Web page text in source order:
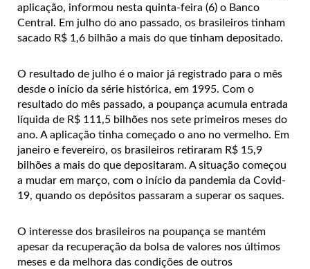
aplicação, informou nesta quinta-feira (6) o Banco
Central. Em julho do ano passado, os brasileiros tinham
sacado R$ 1,6 bilhão a mais do que tinham depositado.
O resultado de julho é o maior já registrado para o mês
desde o início da série histórica, em 1995. Com o
resultado do mês passado, a poupança acumula entrada
líquida de R$ 111,5 bilhões nos sete primeiros meses do
ano. A aplicação tinha começado o ano no vermelho. Em
janeiro e fevereiro, os brasileiros retiraram R$ 15,9
bilhões a mais do que depositaram. A situação começou
a mudar em março, com o início da pandemia da Covid-
19, quando os depósitos passaram a superar os saques.
O interesse dos brasileiros na poupança se mantém
apesar da recuperação da bolsa de valores nos últimos
meses e da melhora das condições de outros